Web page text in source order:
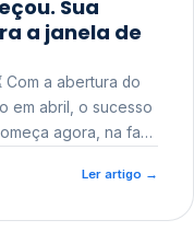
Sua
a janela de
em abril, o sucesso
agora, na fase
Ler artigo →